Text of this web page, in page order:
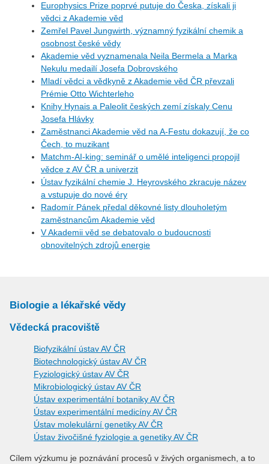
Europhysics Prize poprvé putuje do Česka, získali ji
vědci z Akademie věd
Zemřel Pavel Jungwirth, významný fyzikální chemik a
osobnost české vědy
Akademie věd vyznamenala Neila Bermela a Marka
Nekulu medailí Josefa Dobrovského
Mladí vědci a vědkyně z Akademie věd ČR převzali
Prémie Otto Wichterleho
Knihy Hynais a Paleolit českých zemí získaly Cenu
Josefa Hlávky
Zaměstnanci Akademie věd na A-Festu dokazují, že co
Čech, to muzikant
Matchm-AI-king: seminář o umělé inteligenci propojil
vědce z AV ČR a univerzit
Ústav fyzikální chemie J. Heyrovského zkracuje název
a vstupuje do nové éry
Radomír Pánek předal děkovné listy dlouholetým
zaměstnancům Akademie věd
V Akademii věd se debatovalo o budoucnosti
obnovitelných zdrojů energie
Biologie a lékařské vědy
Vědecká pracoviště
Biofyzikální ústav AV ČR
Biotechnologický ústav AV ČR
Fyziologický ústav AV ČR
Mikrobiologický ústav AV ČR
Ústav experimentální botaniky AV ČR
Ústav experimentální medicíny AV ČR
Ústav molekulární genetiky AV ČR
Ústav živočišné fyziologie a genetiky AV ČR
Cílem výzkumu je poznávání procesů v živých organismech, a to